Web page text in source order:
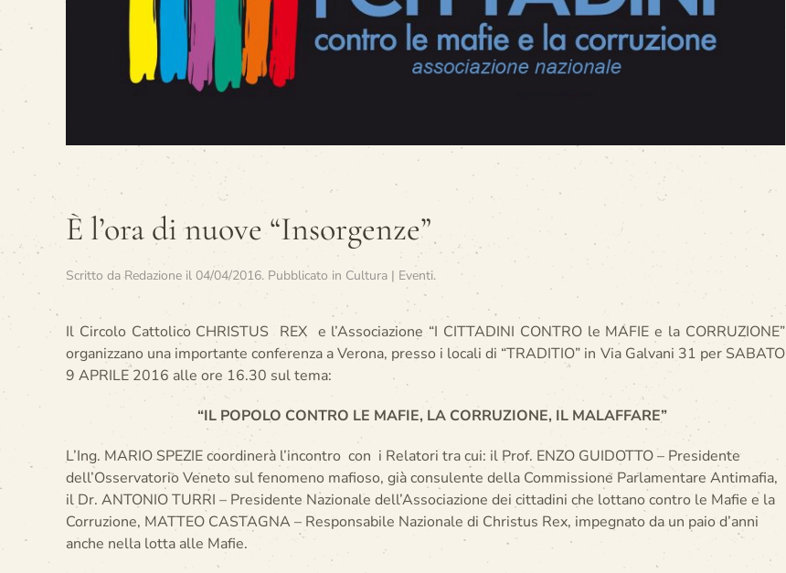
È l’ora di nuove “Insorgenze”
Scritto daRedazione il 04/04/2016. Pubblicato in Cultura | Eventi.
Il Circolo Cattolico CHRISTUS REX e l’Associazione “I CITTADINI CONTRO le MAFIE e la CORRUZIONE”
organizzano una importante conferenza a Verona, presso i locali di “TRADITIO” in Via Galvani 31 per SABATO
9 APRILE 2016 alle ore 16.30 sul tema:
“IL POPOLO CONTRO LE MAFIE, LA CORRUZIONE, IL MALAFFARE”
L’Ing. MARIO SPEZIE coordinerà l’incontro con i Relatori tra cui: il Prof. ENZO GUIDOTTO – Presidente
dell’Osservatorio Veneto sul fenomeno mafioso, già consulente della Commissione Parlamentare Antimafia,
il Dr. ANTONIO TURRI – Presidente Nazionale dell’Associazione dei cittadini che lottano contro le Mafie e la
Corruzione, MATTEO CASTAGNA – Responsabile Nazionale di Christus Rex, impegnato da un paio d’anni
anche nella lotta alle Mafie.